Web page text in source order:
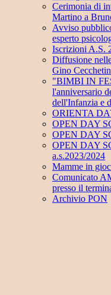
Cerimonia di
Martino a
Avviso
esperto
Iscrizioni A.S.
Diffusione
Gino Cecchetin
"BIMBI IN
l'anniversario
dell'Infanzia e
ORIENTA
OPEN DAY
OPEN DAY
OPEN DAY
a.s.2023/2024
Mamme in
Comunicato
presso il
Archivio PON